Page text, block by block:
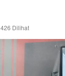
426 Dilihat